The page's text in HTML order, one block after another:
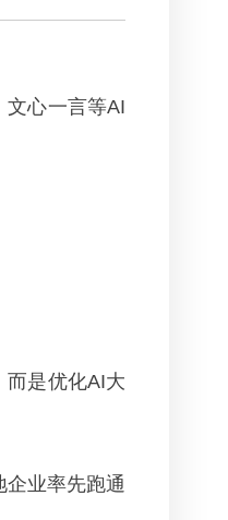
文心一言等AI
而是优化AI大
业率先跑通